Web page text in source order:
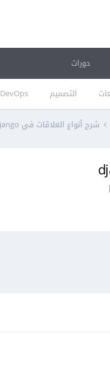
التصميم DevOps
دورات
شرح أنواع العلاقات في django